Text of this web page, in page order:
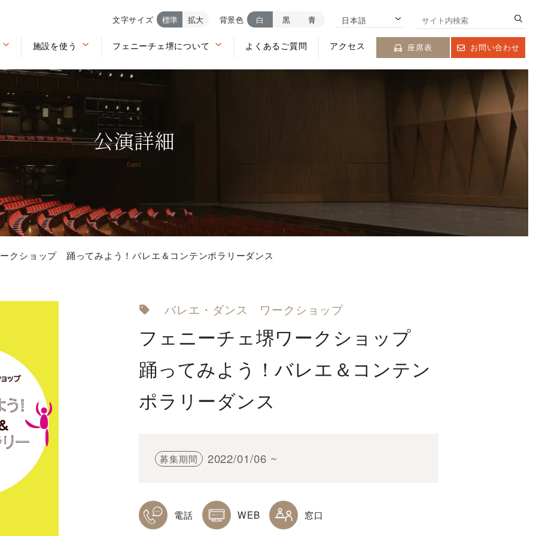
文字サイズ 標準 拡大 背景色 白 黒 青 日本語
施設を使う フェニーチェ堺について よくあるご質問 アクセス 座席表 お問い合わせ
公演詳細
Event
クショップ 踊ってみよう！バレエ＆コンテンポラリーダンス
バレエ・ダンス ワークショップ
フェニーチェ堺ワークショップ
踊ってみよう！バレエ＆コンテン
ポラリーダンス
募集期間 2022/01/06 ~
電話 WEB 窓口